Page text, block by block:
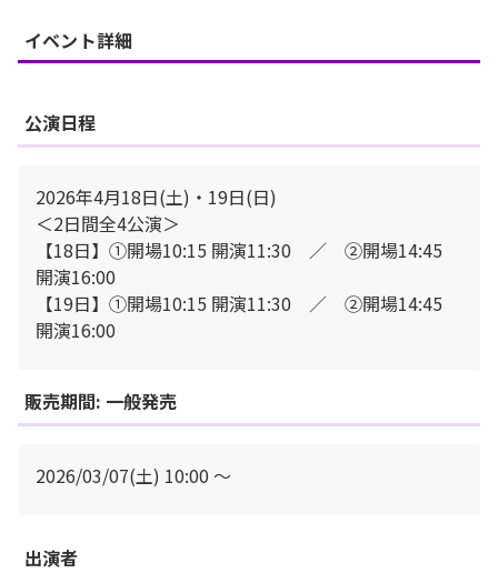
イベント詳細
公演日程
2026年4月18日(土)・19日(日)
＜2日間全4公演＞
【18日】①開場10:15 開演11:30 ／ ②開場14:45
開演16:00
【19日】①開場10:15 開演11:30 ／ ②開場14:45
開演16:00
販売期間: 一般発売
2026/03/07(土) 10:00 〜
出演者